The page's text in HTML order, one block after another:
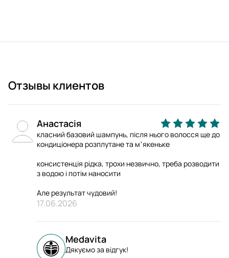
Отзывы клиентов
Анастасія
класний базовий шампунь, після нього волосся ще до
кондиціонера розплутане та мʼякеньке
консистенція рідка, трохи незвично, треба розводити
з водою і потім наносити
Але результат чудовий!
17.06.2026
Medavita
Дякуємо за відгук!